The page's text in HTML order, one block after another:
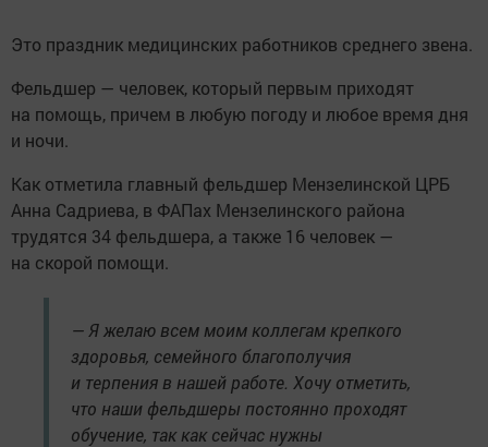
Это праздник медицинских работников среднего звена.
Фельдшер — человек, который первым приходят
на помощь, причем в любую погоду и любое время дня
и ночи.
Как отметила главный фельдшер Мензелинской ЦРБ
Анна Садриева, в ФАПах Мензелинского района
трудятся 34 фельдшера, а также 16 человек —
на скорой помощи.
— Я желаю всем моим коллегам крепкого
здоровья, семейного благополучия
и терпения в нашей работе. Хочу отметить,
что наши фельдшеры постоянно проходят
обучение, так как сейчас нужны